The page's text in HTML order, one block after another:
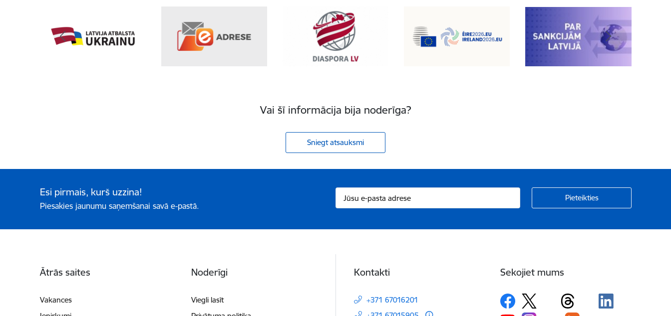
Vai šī informācija bija noderīga?
Sniegt atsauksmi
Esi pirmais, kurš uzzina!
Piesakies jaunumu saņemšanai savā e-pastā.
Ātrās saites
Vakances
Noderīgi
Viegli lasīt
Kontakti
+371 67016201
Sekojiet mums